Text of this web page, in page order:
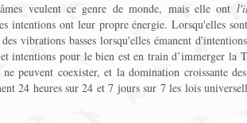
veulent ce genre de monde, mais elle ont
intentions ont leur propre énergie. Lorsqu'elles
vibrations basses lorsqu'elles émanent
et intentions pour le bien est en train d’immerger la
ne peuvent coexister, et la domination croissante
24 heures sur 24 et 7 jours sur 7 les lois